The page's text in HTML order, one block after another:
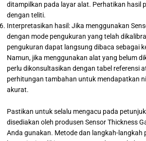
ditampilkan pada layar alat. Perhatikan hasil
dengan teliti.
Interpretasikan hasil: Jika menggunakan
dengan mode pengukuran yang telah
pengukuran dapat langsung dibaca sebagai
Namun, jika menggunakan alat yang belum
perlu dikonsultasikan dengan tabel referensi
perhitungan tambahan untuk mendapatkan
akurat.
Pastikan untuk selalu mengacu pada
disediakan oleh produsen Sensor Thickness
Anda gunakan. Metode dan langkah-langkah